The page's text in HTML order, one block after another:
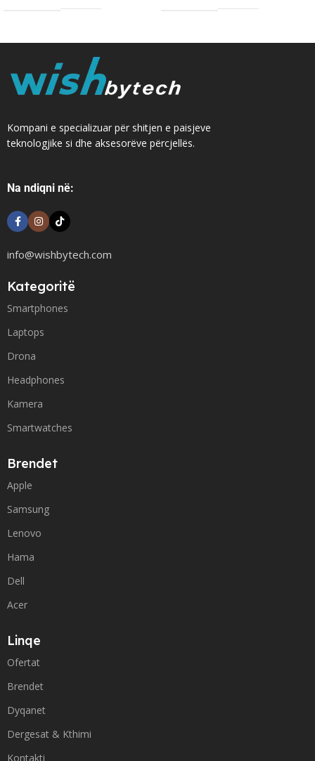
Kompani e specializuar për shitjen e paisjeve
teknologjike si dhe aksesorëve përcjellës.
Na ndiqni në:
info@wishbytech.com
Kategoritë
Smartphones
Laptops
Drona
Headphones
Kamera
Smartwatches
Brendet
Apple
Samsung
Lenovo
Hama
Dell
Acer
Linqe
Ofertat
Brendet
Dyqanet
Dergesat & Kthimi
Kontakti